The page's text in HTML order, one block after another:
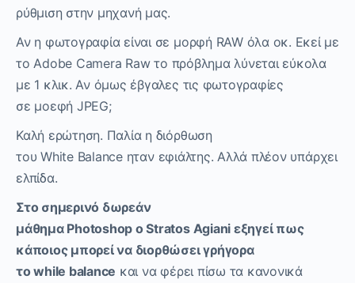
ρύθμιση στην μηχανή μας.
Αν η φωτογραφία είναι σε μορφή RAW όλα οκ. Εκεί με
το Adobe Camera Rawτο πρόβλημα λύνεται εύκολα
με 1 κλικ. Αν όμως έβγαλες τις φωτογραφίες
σε μοεφή JPEG;
Καλή ερώτηση. Παλίαη διόρθωση
τουWhite Balance ητανεφιάλτης. Αλλά πλέον υπάρχει
ελπίδα.
Στο σημερινό δωρεάν
μάθημα Photoshop ο Stratos Agiani εξηγεί πως
κάποιος μπορεί να διορθώσει γρήγορα
το while balance και να φέρει πίσω τα κανονικά